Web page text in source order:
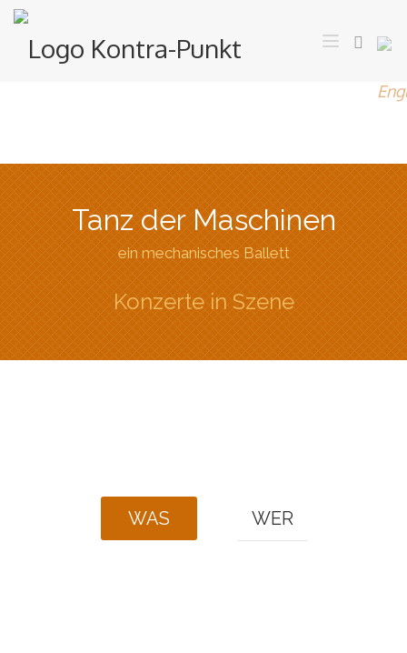
Tanz der Maschinen
ein mechanisches Ballett
Konzerte in Szene
WAS WER